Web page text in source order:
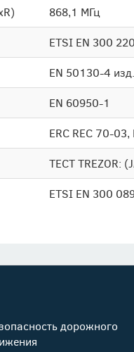
868,1 МГц
ETSI EN 300
EN 50130-4
EN 60950-1
ERC REC 70-03,
ТЕСТ TREZOR:
ETSI EN 300
дорожного